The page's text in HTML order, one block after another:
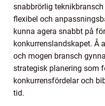
snabbrörlig
flexibel och
kunna agera snabbt på
konkurrenslandskapet. Å
och mogen bransch
strategisk planering som
konkurrensfördelar och
tid.